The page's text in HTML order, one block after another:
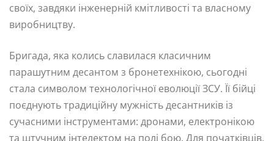
своїх, завдяки інженерній кмітливості та власному
виробництву.
Бригада, яка колись славилася класичним
парашутним десантом з бронетехнікою, сьогодні
стала символом технологічної еволюції ЗСУ. Її бійці
поєднують традиційну мужність десантників із
сучасними інструментами: дронами, електронікою
та штучним інтелектом на полі бою. Для початківців,